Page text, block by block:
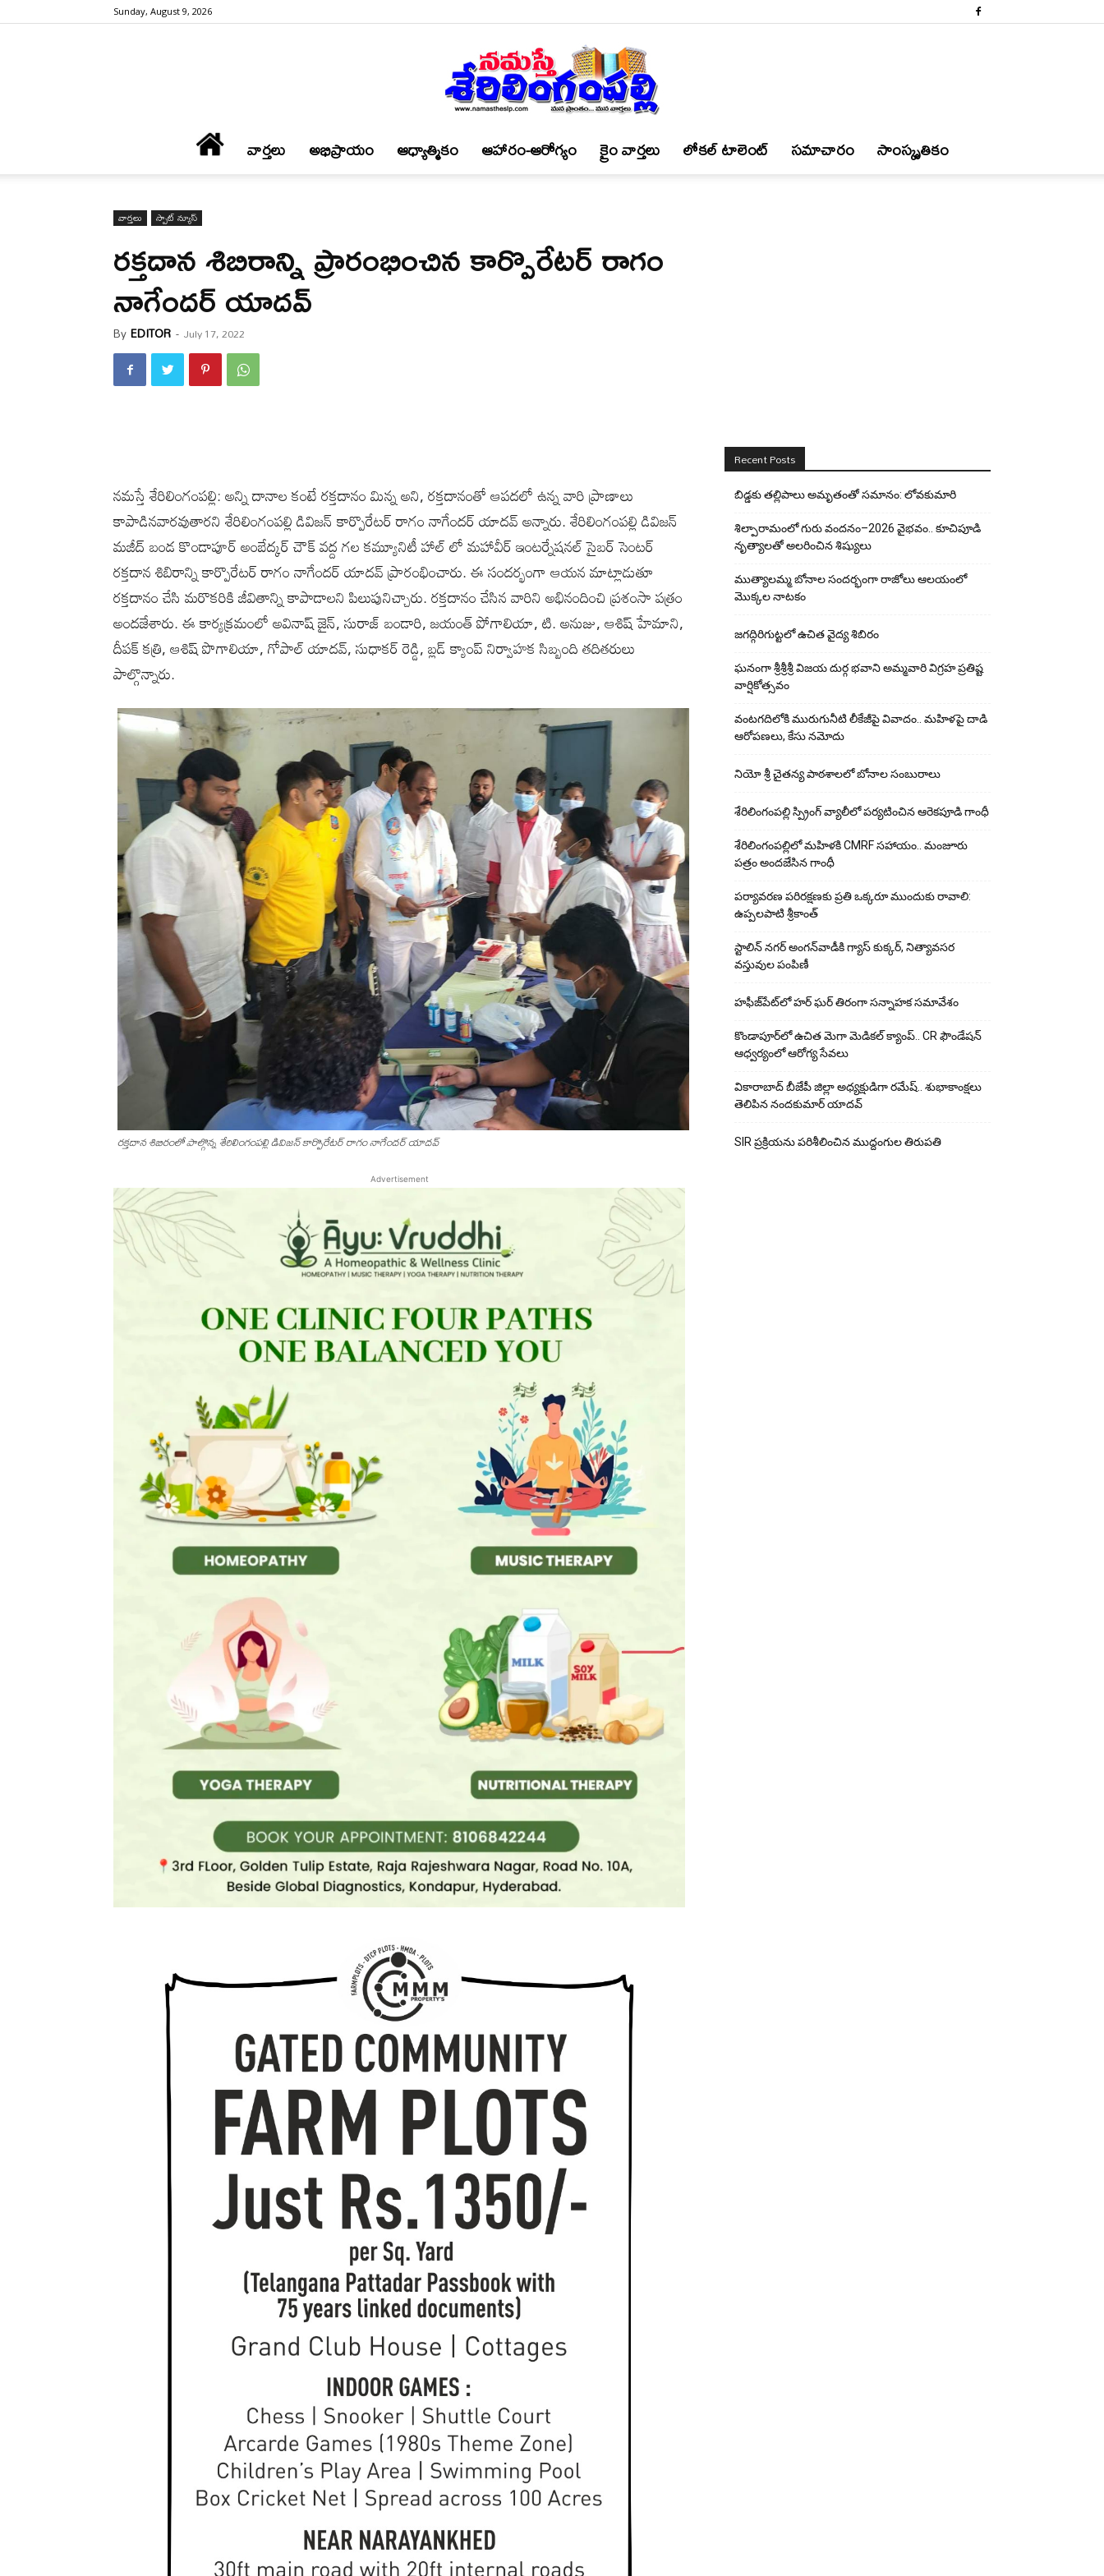
Sunday, August 9, 2026
శేరిలింగంపల్లి
వార్త‌లు అభిప్రాయం ఆధ్యాత్మికం ఆహారం-ఆరోగ్యం క్రైం వార్త‌లు లోకల్ టాలెంట్ స‌మాచారం సాంస్కృతికం
వార్త‌లు స్పాట్ న్యూస్
రక్తదాన శిబిరాన్ని ప్రారంభించిన కార్పొరేటర్ రాగం
నాగేందర్ యాదవ్
ByEDITOR - July 17, 2022
నమస్తే శేరిలింగంపల్లి: అన్ని దానాల కంటే రక్తదానం మిన్న అని, రక్తదానంతో ఆపదలో ఉన్న వారి ప్రాణాలు
కాపాడినవారవుతారని శేరిలింగంపల్లి డివిజన్ కార్పొరేటర్ రాగం నాగేందర్ యాదవ్ అన్నారు. శేరిలింగంపల్లి డివిజన్
మజీద్ బండ కొండాపూర్ అంబేద్కర్ చౌక్ వద్ద గల కమ్యూనిటీ హాల్ లో మహావీర్ ఇంటర్నేషనల్ సైబర్ సెంటర్
రక్తదాన శిబిరాన్ని కార్పొరేటర్ రాగం నాగేందర్ యాదవ్ ప్రారంభించారు. ఈ సందర్భంగా ఆయన మాట్లాడుతూ
రక్తదానం చేసి మరొకరికి జీవితాన్ని కాపాడాలని పిలుపునిచ్చారు. రక్తదానం చేసిన వారిని అభినందించి ప్రశంసా పత్రం
అందజేశారు. ఈ కార్యక్రమంలో అవినాష్ జైన్, సురాజ్ బండారి, జయంత్ పోగాలియా, టి. అనుజు, ఆశిష్ హేమాని,
దీపక్ కత్రి, ఆశిష్ పొగాలియా, గోపాల్ యాదవ్, సుధాకర్ రెడ్డి, బ్లడ్ క్యాంప్ నిర్వాహక సిబ్బంది తదితరులు
పాల్గొన్నారు.
రక్తదాన శిబిరంలో పాల్గొన్న శేరిలింగంపల్లి డివిజన్ కార్పొరేటర్ రాగం నాగేందర్ యాదవ్
Advertisement
Recent Posts
బిడ్డ‌కు త‌ల్లిపాలు అమృతంతో స‌మానం: లోవ‌కుమారి
శిల్పారామంలో గురు వందనం–2026 వైభవం.. కూచిపూడి
నృత్యాలతో అలరించిన శిష్యులు
ముత్యాలమ్మ బోనాల సందర్భంగా రాజోలు ఆలయంలో
మొక్కల నాటకం
జగద్గిరిగుట్టలో ఉచిత వైద్య శిబిరం
ఘనంగా శ్రీశ్రీశ్రీ విజయ దుర్గ భవాని అమ్మవారి విగ్రహ ప్రతిష్ట
వార్షికోత్సవం
వంటగదిలోకి మురుగునీటి లీకేజీపై వివాదం.. మహిళపై దాడి
ఆరోపణలు, కేసు నమోదు
నియో శ్రీ చైతన్య పాఠశాలలో బోనాల సంబురాలు
శేరిలింగంపల్లి స్ప్రింగ్ వ్యాలీలో పర్యటించిన ఆరెకపూడి గాంధీ
శేరిలింగంపల్లిలో మ‌హిళ‌కి CMRF స‌హాయం.. మంజూరు
పత్రం అందజేసిన గాంధీ
పర్యావరణ పరిరక్షణకు ప్రతి ఒక్కరూ ముందుకు రావాలి:
ఉప్పలపాటి శ్రీకాంత్
స్టాలిన్ నగర్ అంగన్‌వాడీకి గ్యాస్ కుక్కర్, నిత్యావసర
వస్తువుల పంపిణీ
హఫీజ్‌పేట్‌లో హర్ ఘర్ తిరంగా సన్నాహక సమావేశం
కొండాపూర్‌లో ఉచిత మెగా మెడికల్ క్యాంప్.. CR ఫౌండేషన్
ఆధ్వర్యంలో ఆరోగ్య సేవలు
వికారాబాద్ బీజేపీ జిల్లా అధ్యక్షుడిగా రమేష్‌.. శుభాకాంక్షలు
తెలిపిన నందకుమార్ యాదవ్
SIR ప్రక్రియను పరిశీలించిన ముద్దంగుల తిరుపతి